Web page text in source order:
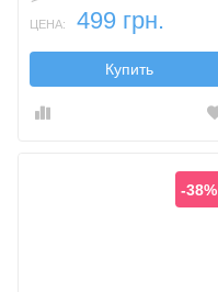
ЦЕНА: 499 грн.
Купить
-38%